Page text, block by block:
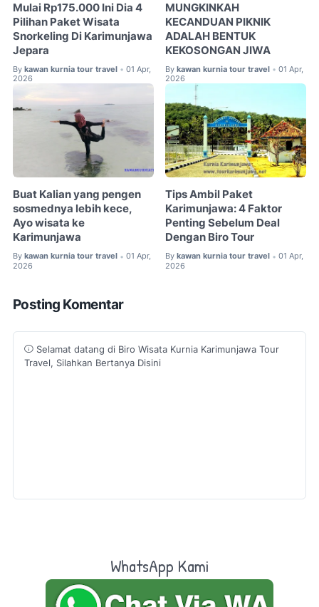
Mulai Rp175.000 Ini Dia 4
Pilihan Paket Wisata
Snorkeling Di Karimunjawa
Jepara
By kawan kurnia tour travel • 01 Apr,
2026
MUNGKINKAH
KECANDUAN PIKNIK
ADALAH BENTUK
KEKOSONGAN JIWA
By kawan kurnia tour travel • 01 Apr,
2026
Buat Kalian yang pengen
sosmednya lebih kece,
Ayo wisata ke
Karimunjawa
By kawan kurnia tour travel • 01 Apr,
2026
Tips Ambil Paket
Karimunjawa: 4 Faktor
Penting Sebelum Deal
Dengan Biro Tour
By kawan kurnia tour travel • 01 Apr,
2026
Posting Komentar
Selamat datang di Biro Wisata Kurnia Karimunjawa Tour
Travel, Silahkan Bertanya Disini
WhatsApp Kami